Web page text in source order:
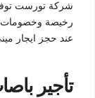
شركة تورست
رخيصة وخصومات
عند حجز ايجار ميني باص 33 فرد احجز
تأجير